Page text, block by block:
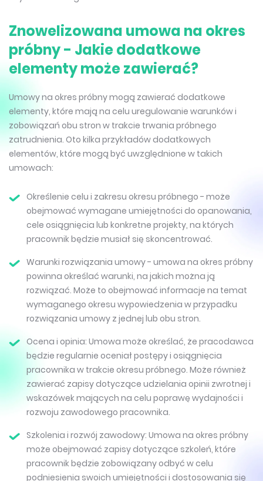
Znowelizowana umowa na okres
próbny - Jakie dodatkowe
elementy może zawierać?
Umowy na okres próbny mogą zawierać dodatkowe
elementy, które mają na celu uregulowanie warunków i
zobowiązań obu stron w trakcie trwania próbnego
zatrudnienia. Oto kilka przykładów dodatkowych
elementów, które mogą być uwzględnione w takich
umowach:
Określenie celu i zakresu okresu próbnego - może
obejmować wymagane umiejętności do opanowania,
cele osiągnięcia lub konkretne projekty, na których
pracownik będzie musiał się skoncentrować.
Warunki rozwiązania umowy - umowa na okres próbny
powinna określać warunki, na jakich można ją
rozwiązać. Może to obejmować informacje na temat
wymaganego okresu wypowiedzenia w przypadku
rozwiązania umowy z jednej lub obu stron.
Ocena i opinia: Umowa może określać, że pracodawca
będzie regularnie oceniał postępy i osiągnięcia
pracownika w trakcie okresu próbnego. Może również
zawierać zapisy dotyczące udzielania opinii zwrotnej i
wskazówek mających na celu poprawę wydajności i
rozwoju zawodowego pracownika.
Szkolenia i rozwój zawodowy: Umowa na okres próbny
może obejmować zapisy dotyczące szkoleń, które
pracownik będzie zobowiązany odbyć w celu
podniesienia swoich umiejętności i dostosowania się